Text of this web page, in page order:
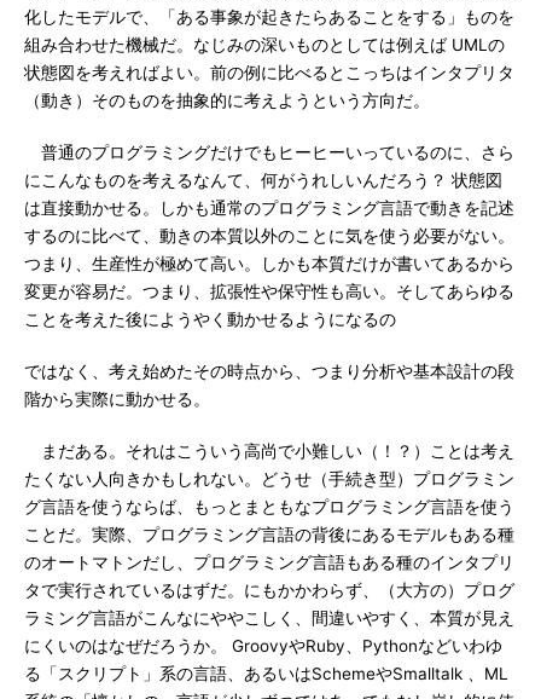
化したモデルで、「ある事象が起きたらあることをする」ものを
組み合わせた機械だ。なじみの深いものとしては例えば UMLの
状態図を考えればよい。前の例に比べるとこっちはインタプリタ
（動き）そのものを抽象的に考えようという方向だ。
普通のプログラミングだけでもヒーヒーいっているのに、さら
にこんなものを考えるなんて、何がうれしいんだろう？ 状態図
は直接動かせる。しかも通常のプログラミング言語で動きを記述
するのに比べて、動きの本質以外のことに気を使う必要がない。
つまり、生産性が極めて高い。しかも本質だけが書いてあるから
変更が容易だ。つまり、拡張性や保守性も高い。そしてあらゆる
ことを考えた後にようやく動かせるようになるの
ではなく、考え始めたその時点から、つまり分析や基本設計の段
階から実際に動かせる。
まだある。それはこういう高尚で小難しい（！？）ことは考え
たくない人向きかもしれない。どうせ（手続き型）プログラミン
グ言語を使うならば、もっとまともなプログラミング言語を使う
ことだ。実際、プログラミング言語の背後にあるモデルもある種
のオートマトンだし、プログラミング言語もある種のインタプリ
タで実行されているはずだ。にもかかわらず、（大方の）プログ
ラミング言語がこんなにややこしく、間違いやすく、本質が見え
にくいのはなぜだろうか。 GroovyやRuby、Pythonなどいわゆ
る「スクリプト」系の言語、あるいはSchemeやSmalltalk 、ML